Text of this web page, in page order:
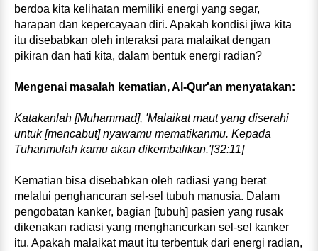
berdoa kita kelihatan memiliki energi yang segar,
harapan dan kepercayaan diri. Apakah kondisi jiwa kita
itu disebabkan oleh interaksi para malaikat dengan
pikiran dan hati kita, dalam bentuk energi radian?
Mengenai masalah kematian, Al‑Qur'an menyatakan:
Katakanlah [Muhammad], 'Malaikat maut yang diserahi
untuk [mencabut] nyawamu mematikanmu. Kepada
Tuhanmulah kamu akan dikembalikan.'[32:11]
Kematian bisa disebabkan oleh radiasi yang berat
melalui penghancuran sel‑sel tubuh manusia. Dalam
pengobatan kanker, bagian [tubuh] pasien yang rusak
dikenakan radiasi yang menghancurkan sel‑sel kanker
itu. Apakah malaikat maut itu terbentuk dari energi radian,